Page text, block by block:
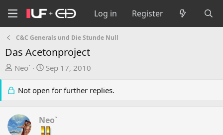
Log in Register
C&C Generals und Die Stunde Null
Das Acetonproject
T
r
e
d
s
Neo`
S
a
r
d
a
Sep 17, 2010
Not open for further replies.
Neo`